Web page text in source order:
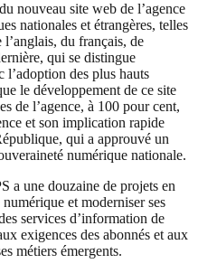
nouveau site web de l’agence
nationales et étrangères, telles
l’anglais, du français, de
qui se distingue
l’adoption des plus hauts
le développement de ce site
de l’agence, à 100 pour cent,
et son implication rapide
qui a approuvé un
numérique nationale.
a une douzaine de projets en
et moderniser ses
services d’information de
exigences des abonnés et aux
métiers émergents.